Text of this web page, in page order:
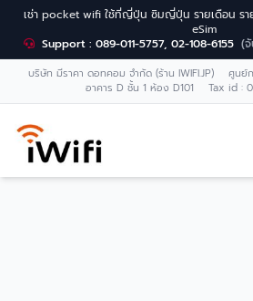
เช่า pocket wifi ใช้ที่ญี่ปุ่น ซิมญี่ปุ่น รายเดือน ร
eSim
Support : 089-011-5757, 02-108-6155 (
บริษัท มีราคา ดอทคอม จำกัด (ร้าน IWIFI.JP) ศูน
อาคาร D ชั้น 1 ห้อง D101 Tax id :